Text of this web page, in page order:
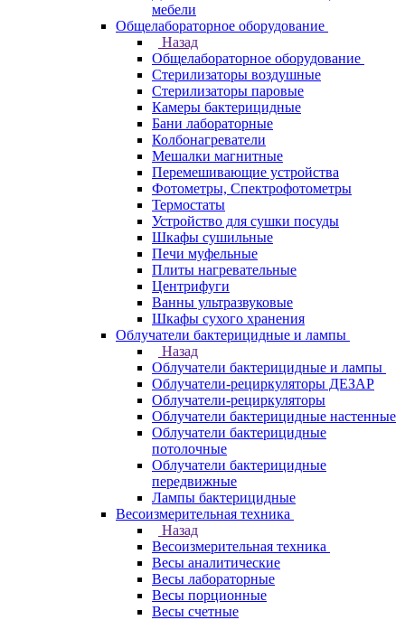
мебели
Общелабораторное оборудование
Назад
Общелабораторное оборудование
Стерилизаторы воздушные
Стерилизаторы паровые
Камеры бактерицидные
Бани лабораторные
Колбонагреватели
Мешалки магнитные
Перемешивающие устройства
Фотометры, Спектрофотометры
Термостаты
Устройство для сушки посуды
Шкафы сушильные
Печи муфельные
Плиты нагревательные
Центрифуги
Ванны ультразвуковые
Шкафы сухого хранения
Облучатели бактерицидные и лампы
Назад
Облучатели бактерицидные и лампы
Облучатели-рециркуляторы ДЕЗАР
Облучатели-рециркуляторы
Облучатели бактерицидные настенные
Облучатели бактерицидные
потолочные
Облучатели бактерицидные
передвижные
Лампы бактерицидные
Весоизмерительная техника
Назад
Весоизмерительная техника
Весы аналитические
Весы лабораторные
Весы порционные
Весы счетные